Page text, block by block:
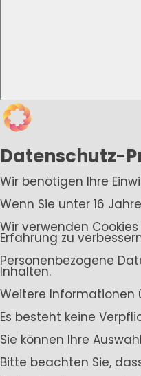
Datenschutz-
Wir benötigen Ihre
Wenn Sie unter 16
Wir verwenden
Erfahrung zu
Personenbezogene
Inhalten.
Weitere Informationen
Es besteht keine
Sie können Ihre
Bitte beachten Sie,